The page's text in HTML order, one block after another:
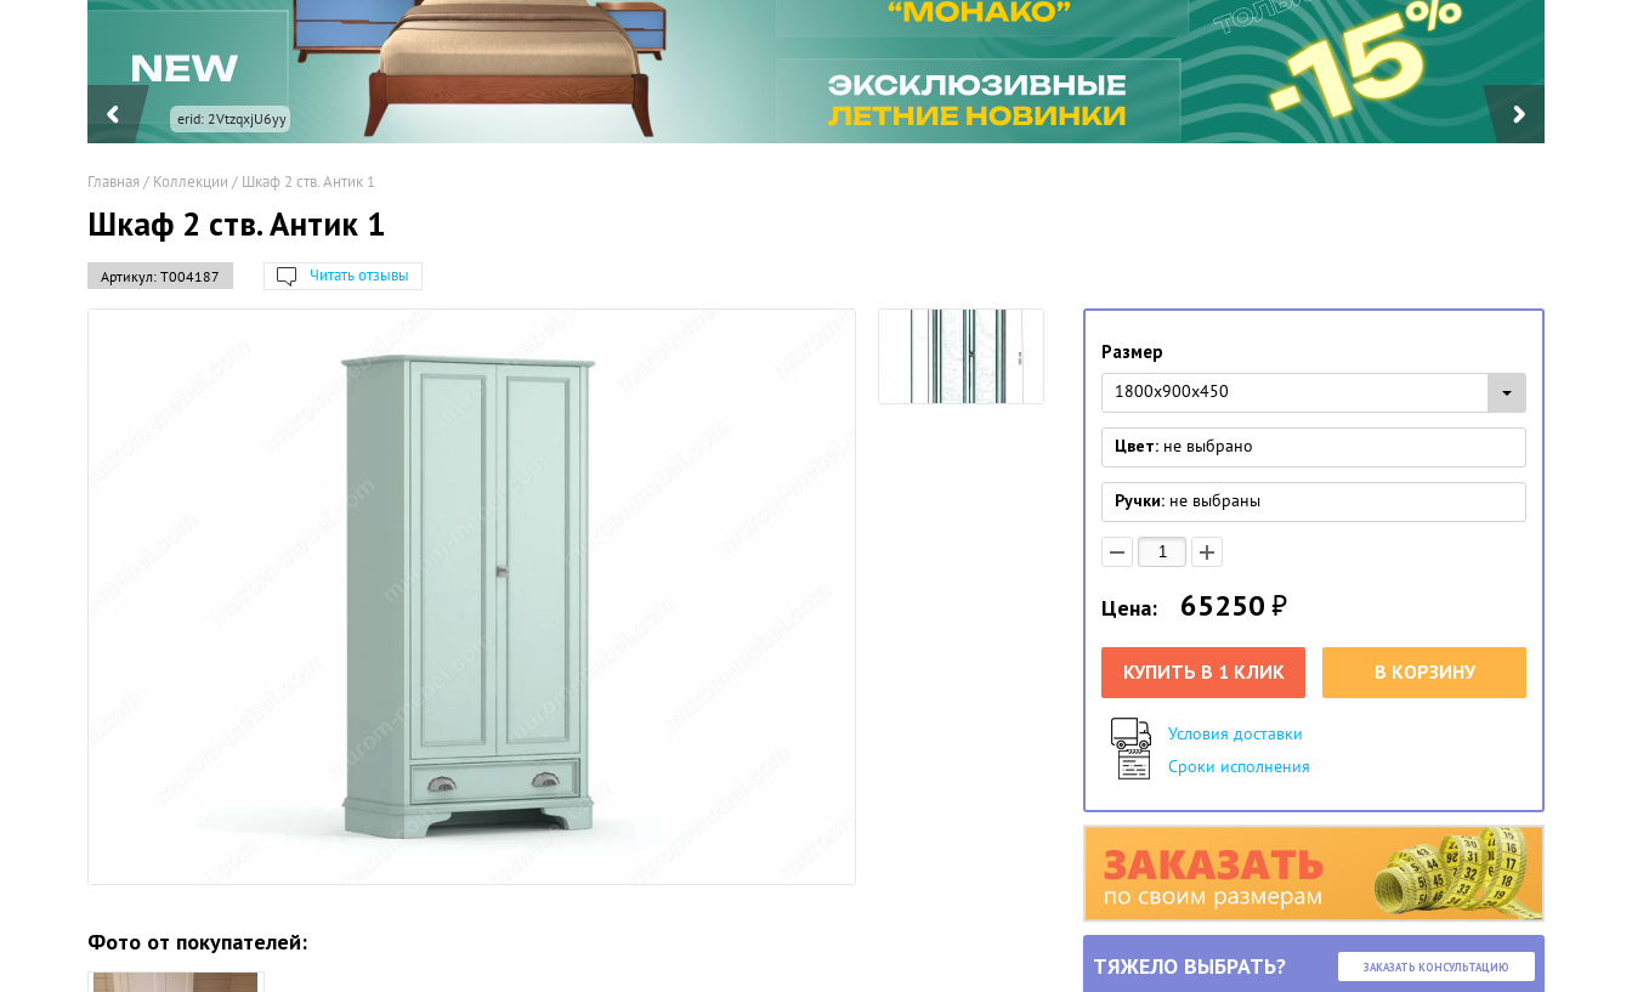
erid: 2VtzqxjU6yy
Главная/ Коллекции / Шкаф 2 ств. Антик 1
Шкаф 2 ств. Антик 1
Артикул: Т004187 Читать отзывы
Фото от покупателей:
Размер
1800x900x450
Цвет: не выбрано
Ручки: не выбраны
Цена: 65250₽
КУПИТЬ В 1 КЛИК В КОРЗИНУ
Условия доставки
Сроки исполнения
ТЯЖЕЛО ВЫБРАТЬ? ЗАКАЗАТЬ КОНСУЛЬТАЦИЮ